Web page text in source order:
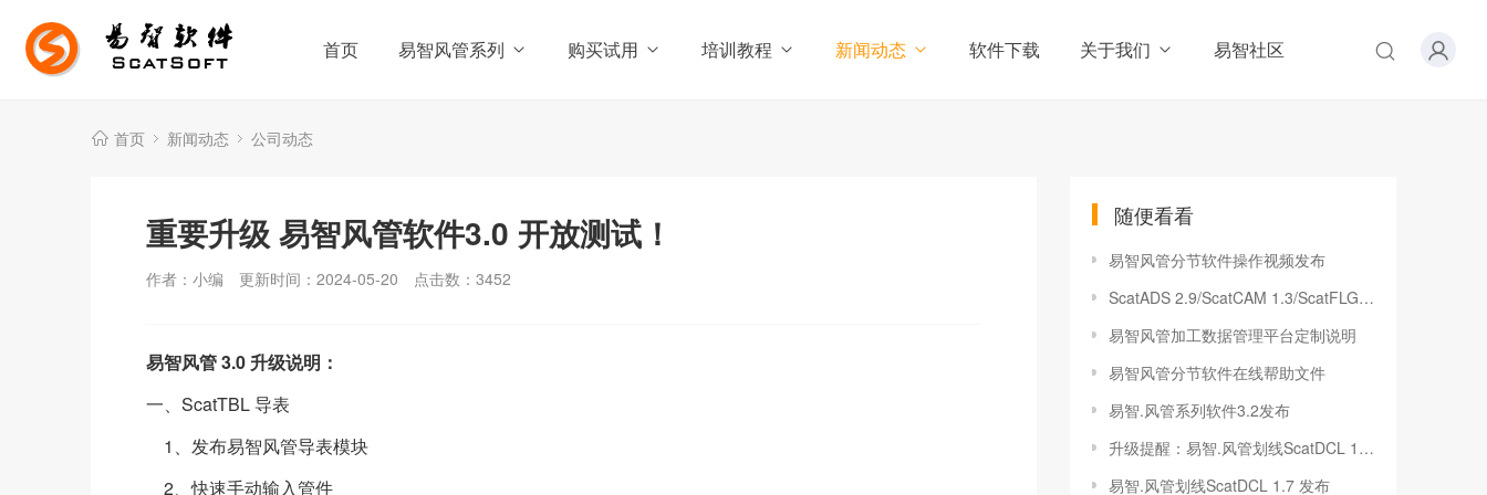
首页 易智风管系列 购买试用 培训教程 新闻动态 软件下载 关于我们 易智社区
首页 新闻动态 公司动态
重要升级 易智风管软件3.0 开放测试！
作者：小编 更新时间：2024-05-20 点击数： 3452
易智风管 3.0 升级说明：
一、ScatTBL 导表
1、发布易智风管导表模块
2、快速手动输入管件
随便看看
易智风管分节软件操作视频发布
ScatADS 2.9/ScatCAM 1.3/ScatFLG 1.0升级说明
易智风管加工数据管理平台定制说明
易智风管分节软件在线帮助文件
易智.风管系列软件3.2发布
升级提醒：易智.风管划线ScatDCL 1.6 发布！
易智.风管划线ScatDCL 1.7 发布